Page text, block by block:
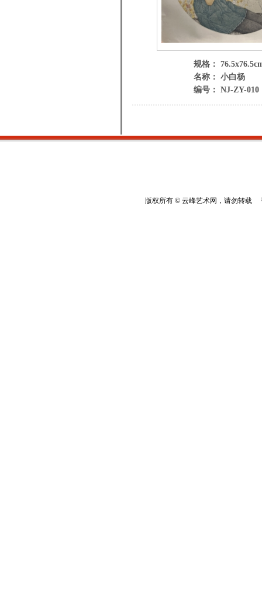
规格：
名称： 小白杨
编号： NJ-ZY-010
版权所有 © 云峰艺术网，请勿转载